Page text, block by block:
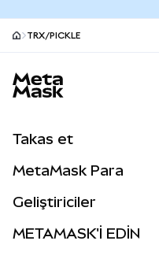
TRX/PICKLE
Takas et
Perps
RWA'lar
MetaMask Para
Geliştiriciler
METAMASK'İ EDİN